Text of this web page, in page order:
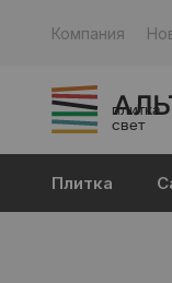
Компания
плитка
свет
Плитка